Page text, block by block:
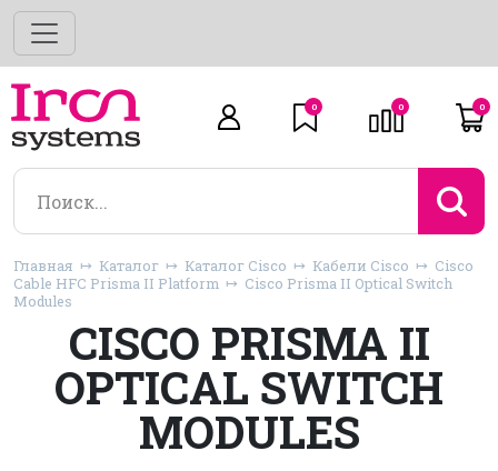
0 0 0
Главная Каталог Каталог Cisco Кабели Cisco
Cisco
Cable HFC Prisma II Platform
Cisco Prisma II Optical Switch
Modules
CISCO PRISMA II
OPTICAL SWITCH
MODULES